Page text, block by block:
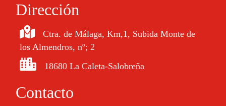
Dirección
Ctra. de Málaga, Km,1, Subida Monte de
los Almendros, nº; 2
18680 La Caleta-Salobreña
Contacto